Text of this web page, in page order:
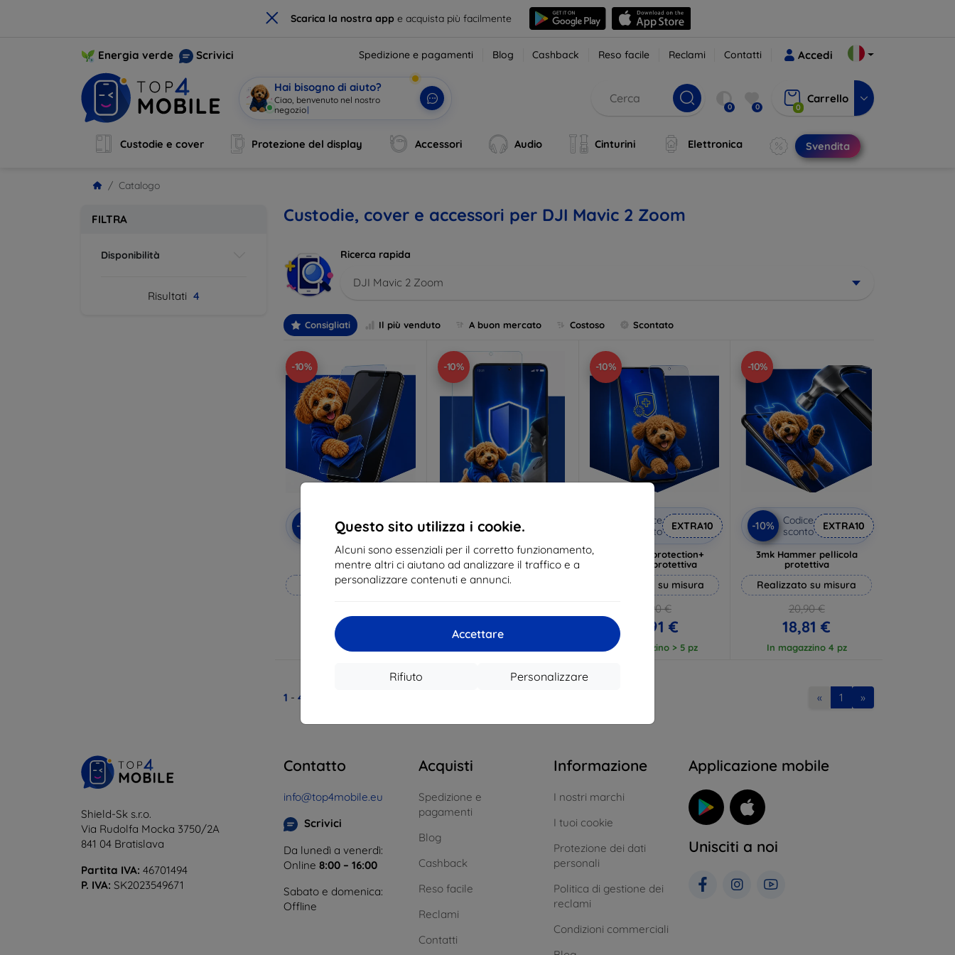
× Scarica la nostra appe acquista più facilmente
Questo sito utilizza i cookie.
Alcuni sono essenziali per il corretto funzionamento,
mentre altri ci aiutano ad analizzare il traffico e a
personalizzare contenuti e annunci.
Accettare
Personalizzare
Rifiuto
Energia verde Scrivici Spedizione e pagamenti Blog Cashback Reso facile Reclami Contatti Accedi
Hai bisogno di aiuto?
Ciao, benvenuto nel nostro
negozio| 0 0 0
Carrello
Custodie e cover Protezione del display Accessori Audio Cinturini Elettronica Svendita
Catalogo
FILTRA
Disponibilità
Risultati 4
Custodie, cover e accessori per DJI Mavic 2 Zoom
Ricerca rapida
DJI Mavic 2 Zoom
Consigliati Il più venduto A buon mercato Costoso Scontato
-10%
-10%
Codice
sconto
EXTRA10
3mk Anti-Shock vetro
protettivo
Realizzato su misura
16,10 €
In magazzino > 5 pz
-10%
-10%
Codice
sconto
EXTRA10
3mk Pure Matt Vetro
protettivo
Realizzato su misura
12,51 €
-10%
Codice
sconto
EXTRA10
3mk Silverprotection+
pellicola protettiva
Realizzato su misura
19,90 €
17,91 €
In magazzino > 5 pz
-10%
-10%
Codice
sconto
EXTRA10
3mk Hammer pellicola
protettiva
Realizzato su misura
20,90 €
18,81 €
In magazzino 4 pz
1 - 4 « 1 »
Shield-Sk s.r.o.
Via Rudolfa Mocka 3750/2A
841 04 Bratislava
Partita IVA: 46701494
P. IVA: SK2023549671
Contatto
info@top4mobile.eu
Scrivici
Da lunedì a venerdì:
Online 8:00 – 16:00
Sabato e domenica:
Offline
Acquisti
Spedizione e
pagamenti
Blog
Cashback
Reso facile
Reclami
Contatti
Informazione
I nostri marchi
I tuoi cookie
Protezione dei dati
personali
Politica di gestione dei
reclami
Condizioni commerciali
Applicazione mobile
Unisciti a noi